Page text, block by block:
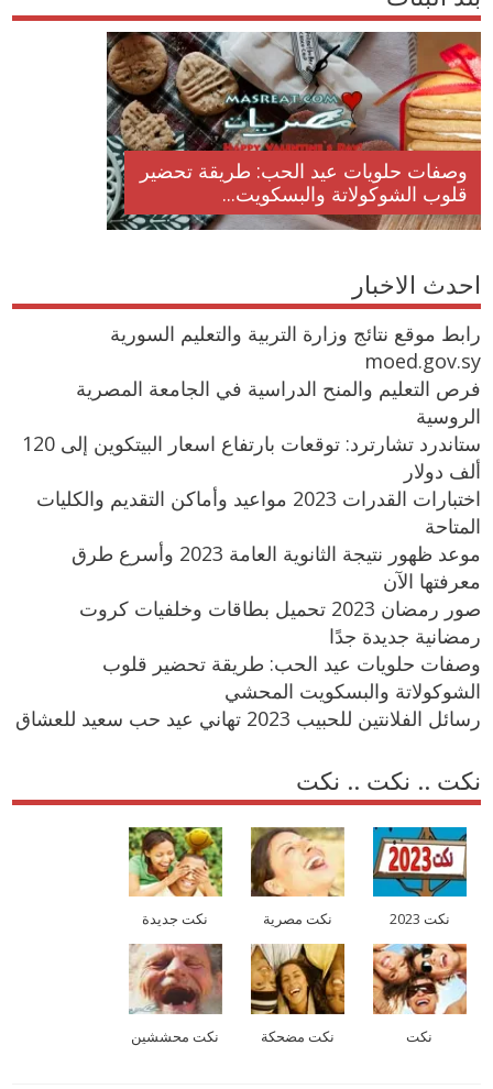
وصفات حلويات عيد الحب: طريقة تحضير
قلوب الشوكولاتة والبسكويت...
احدث الاخبار
رابط موقع نتائج وزارة التربية والتعليم السورية
moed.gov.sy
فرص التعليم والمنح الدراسية في الجامعة المصرية
الروسية
ستاندرد تشارترد: توقعات بارتفاع اسعار البيتكوين إلى 120
ألف دولار
اختبارات القدرات 2023 مواعيد وأماكن التقديم والكليات
المتاحة
موعد ظهور نتيجة الثانوية العامة 2023 وأسرع طرق
معرفتها الآن
صور رمضان 2023 تحميل بطاقات وخلفيات كروت
رمضانية جديدة جدًا
وصفات حلويات عيد الحب: طريقة تحضير قلوب
الشوكولاتة والبسكويت المحشي
رسائل الفلانتين للحبيب 2023 تهاني عيد حب سعيد للعشاق
نكت .. نكت .. نكت
نكت 2023 نكت مصرية نكت جديدة
نكت نكت مضحكة نكت محششين